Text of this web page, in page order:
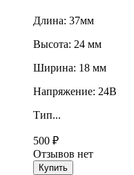
Длина: 37мм
Высота: 24 мм
Ширина: 18 мм
Напряжение: 24В
Тип...
500 ₽
Отзывов нет